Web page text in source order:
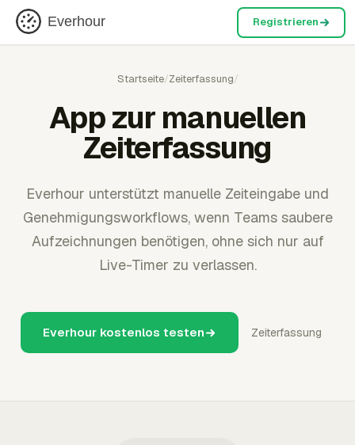
Everhour Registrieren
Startseite/Zeiterfassung/
App zur manuellen
Zeiterfassung
Everhour unterstützt manuelle Zeiteingabe und
Genehmigungsworkflows, wenn Teams saubere
Aufzeichnungen benötigen, ohne sich nur auf
Live-Timer zu verlassen.
Everhour kostenlos testen Zeiterfassung